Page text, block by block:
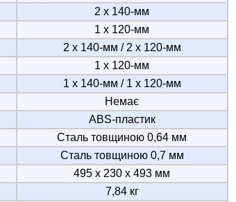
2 х 140-мм
1 х 120-мм
2 х 140-мм / 2 х 120-мм
1 х 120-мм
1 х 140-мм / 1 х 120-мм
Немає
ABS-пластик
Сталь товщиною 0,64 мм
Сталь товщиною 0,7 мм
495 х 230 х 493 мм
7,84 кг